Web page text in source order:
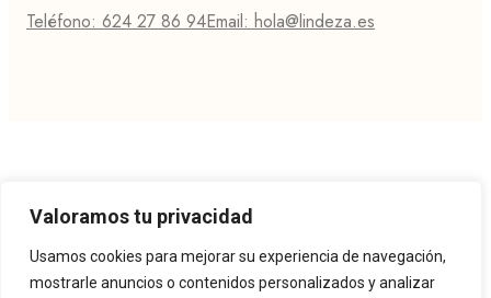
Valoramos tu privacidad
Usamos cookies para mejorar su experiencia de navegación,
mostrarle anuncios o contenidos personalizados y analizar
Teléfono: 624 27 86 94Email: hola@lindeza.es